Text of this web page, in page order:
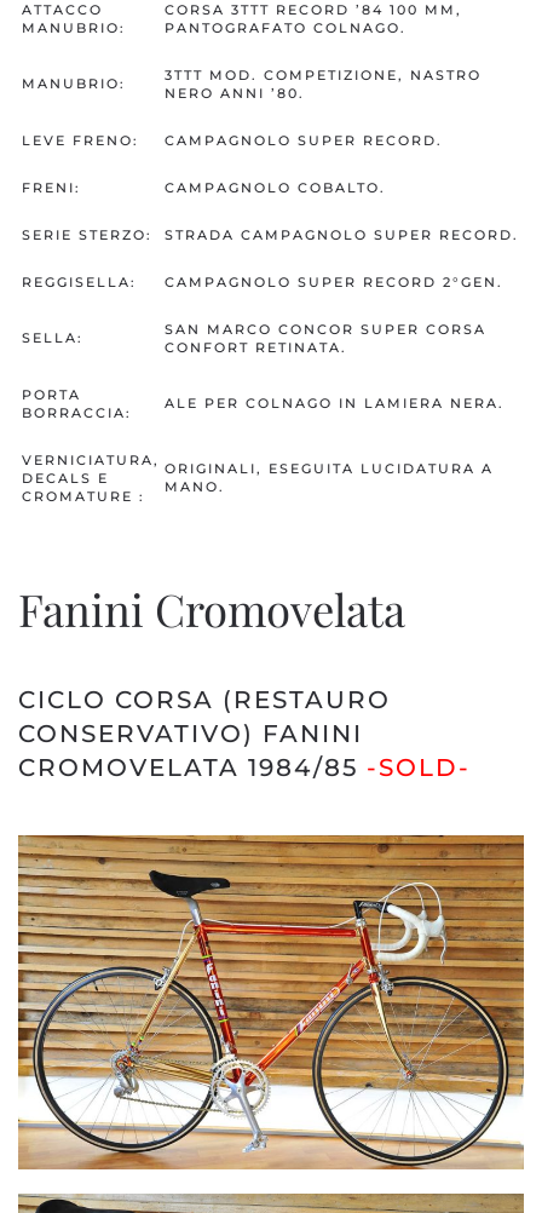
ATTACCO
MANUBRIO:
CORSA 3TTT RECORD ’84 100 MM,
PANTOGRAFATO COLNAGO.
MANUBRIO:
3TTT MOD. COMPETIZIONE, NASTRO
NERO ANNI ’80.
LEVE FRENO: CAMPAGNOLO SUPER RECORD.
FRENI: CAMPAGNOLO COBALTO.
SERIE STERZO: STRADA CAMPAGNOLO SUPER RECORD.
REGGISELLA: CAMPAGNOLO SUPER RECORD 2°GEN.
SELLA:
SAN MARCO CONCOR SUPER CORSA
CONFORT RETINATA.
PORTA
BORRACCIA:
ALE PER COLNAGO IN LAMIERA NERA.
VERNICIATURA,
DECALS E
CROMATURE :
ORIGINALI, ESEGUITA LUCIDATURA A
MANO.
Fanini Cromovelata
CICLO CORSA (RESTAURO
CONSERVATIVO) FANINI
CROMOVELATA 1984/85 -SOLD-